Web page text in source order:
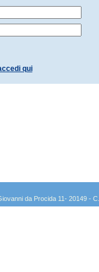
qui
da Procida 11- 20149 -